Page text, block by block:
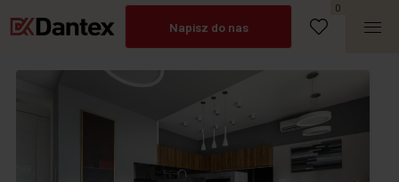
Napisz do nas
Zadzwoń
0